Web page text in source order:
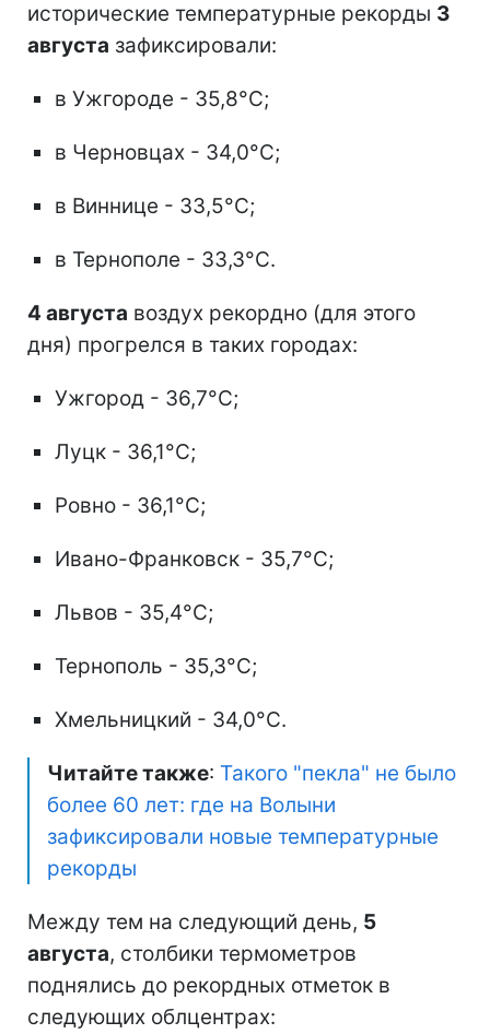
исторические температурные рекорды 3
августа зафиксировали:
в Ужгороде - 35,8°C;
в Черновцах - 34,0°C;
в Виннице - 33,5°C;
в Тернополе - 33,3°C.
4 августа воздух рекордно (для этого
дня) прогрелся в таких городах:
Ужгород - 36,7°C;
Луцк - 36,1°C;
Ровно - 36,1°C;
Ивано-Франковск - 35,7°C;
Львов - 35,4°C;
Тернополь - 35,3°C;
Хмельницкий - 34,0°C.
Читайте также: Такого "пекла" не было
более 60 лет: где на Волыни
зафиксировали новые температурные
рекорды
Между тем на следующий день, 5
августа, столбики термометров
поднялись до рекордных отметок в
следующих облцентрах: